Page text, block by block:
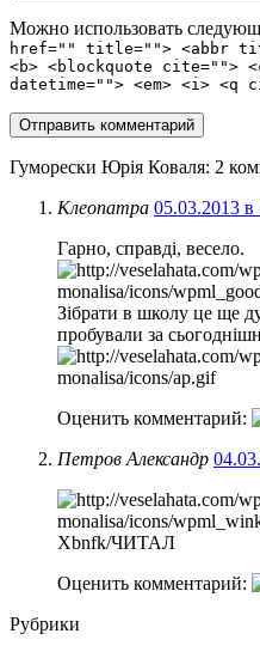
Можно использовать
href="" title=""> <abbr
<b> <blockquote cite="">
datetime=""> <em> <i> <q
Гуморески Юрія Коваля: 2
Клеопатра 05.03.2013 в
Гарно, справді, весело.
Зібрати в школу це ще
пробували за
Оценить комментарий:
Петров Александр
Xbnfk/ЧИТАЛ
Оценить комментарий:
Рубрики